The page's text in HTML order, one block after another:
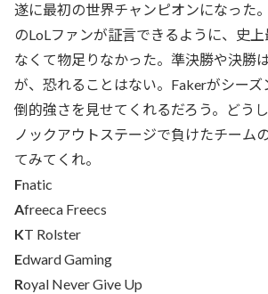
遂に最初の世界チャンピオンになった
のLoLファンが証言できるように、史
なくて物足りなかった。準決勝や決勝
が、恐れることはない。Fakerがシー
倒的強さを見せてくれるだろう。どう
ノックアウトステージで負けたチーム
てみてくれ。
Fnatic
Afreeca Freecs
KT Rolster
Edward Gaming
Royal Never Give Up